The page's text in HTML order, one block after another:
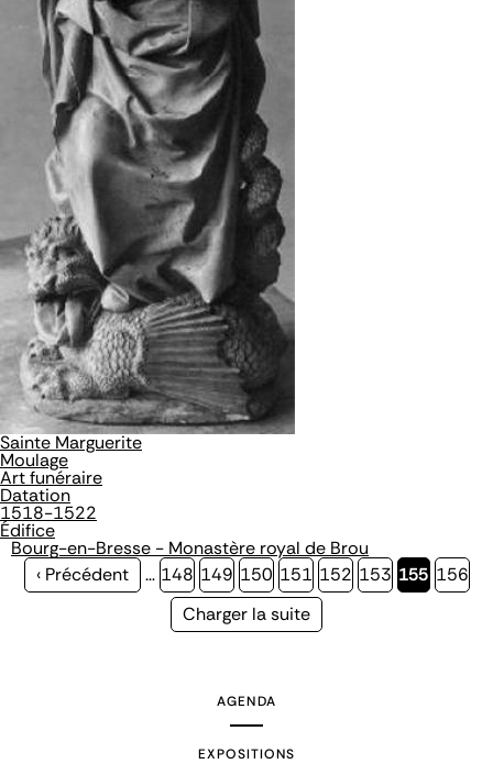
Sainte Marguerite
Moulage
Art funéraire
Datation
1518-1522
Édifice
Bourg-en-Bresse - Monastère royal de Brou
Page
‹ Précédent … Page
148 Page
149 Page
150 Page
151 Page
152 Page
153 Page
155 Page
156
Page
Charger la suite
AGENDA
EXPOSITIONS